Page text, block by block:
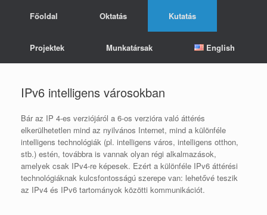
Főoldal Oktatás Kutatás
Projektek Munkatársak English
IPv6 intelligens városokban
Bár az IP 4-es verziójáról a 6-os verzióra való áttérés
elkerülhetetlen mind az nyilvános Internet, mind a különféle
intelligens technológiák (pl. intelligens város, intelligens otthon,
stb.) estén, továbbra is vannak olyan régi alkalmazások,
amelyek csak IPv4-re képesek. Ezért a különféle IPv6 áttérési
technológiáknak kulcsfontosságú szerepe van: lehetővé teszik
az IPv4 és IPv6 tartományok közötti kommunikációt.